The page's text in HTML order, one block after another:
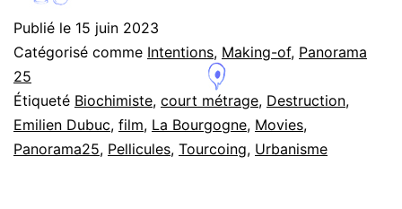
100
Emilien
Publié le 15 juin 2023
Catégorisé comme Intentions, Making-of, Panorama
25
Étiqueté Biochimiste, court métrage, Destruction,
Emilien Dubuc, film, La Bourgogne, Movies,
Panorama25, Pellicules, Tourcoing, Urbanisme